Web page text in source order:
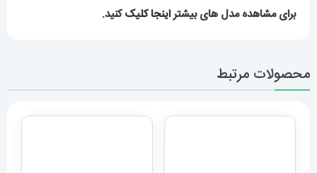
ساعت مچی مردانه دنیل
ولینگتون 2260 Daniel
Wellington
موتوره مشکی diesel
MR.daddy dz 1523